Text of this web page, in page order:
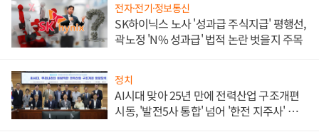
전자·전기·정보통신
SK하이닉스 노사 '성과급 주식지급' 평행선,
곽노정 'N% 성과급' 법적 논란 벗을지 주목
정치
AI시대 맞아 25년 만에 전력산업 구조개편
시동, '발전5사 통합' 넘어 '한전 지주사' 재편